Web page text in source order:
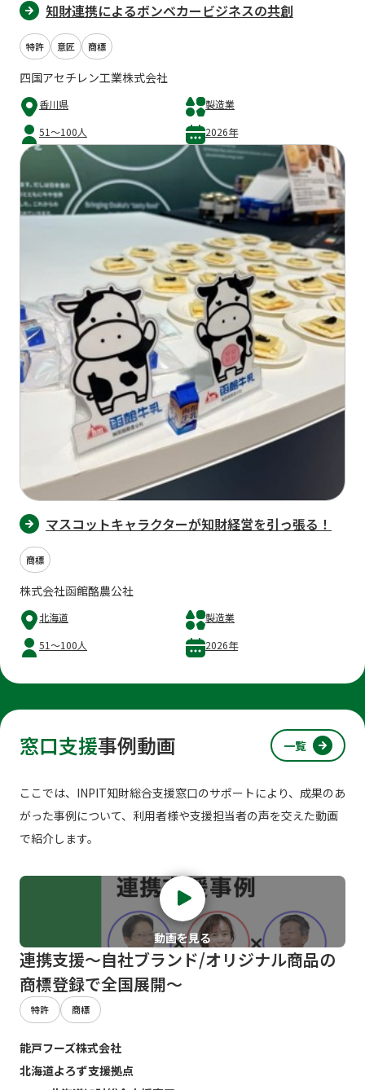
知財連携によるボンベカービジネスの共創
特許 意匠 商標
四国アセチレン工業株式会社
香川県
製造業
51～100人
2026年
マスコットキャラクターが知財経営を引っ張る！
商標
株式会社函館酪農公社
北海道
製造業
51～100人
2026年
窓口支援事例動画 一覧
ここでは、INPIT知財総合支援窓口のサポートにより、成果のあ
がった事例について、利用者様や支援担当者の声を交えた動画
で紹介します。
動画を見る
連携支援～自社ブランド/オリジナル商品の
商標登録で全国展開～
特許 商標
能戸フーズ株式会社
北海道よろず支援拠点